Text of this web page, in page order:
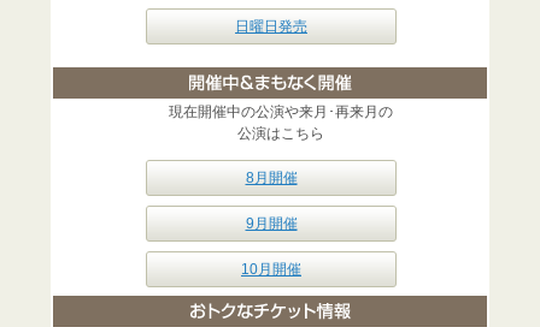
日曜日発売
現在開催中の公演や来月･再来月の
公演はこちら
8月開催
9月開催
10月開催